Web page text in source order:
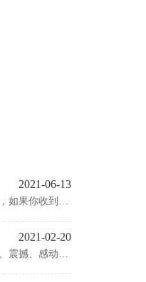
2021-06-13
如果你收到
2021-02-20
震撼、感动相